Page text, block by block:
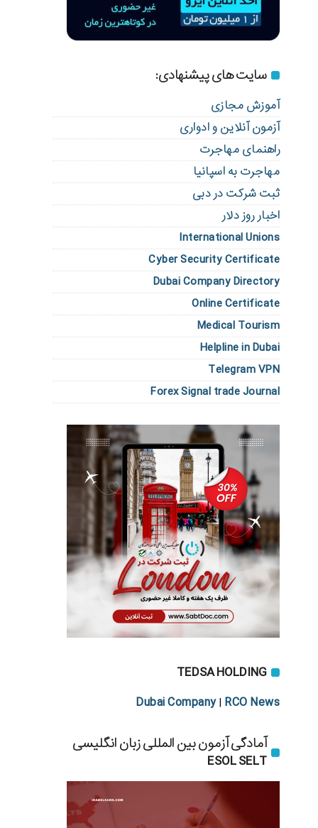
سایت های پیشنهادی:
آموزش مجازی
آزمون آنلاین و ادواری
راهنمای مهاجرت
مهاجرت به اسپانیا
ثبت شرکت در دبی
اخبار روز دلار
International Unions
Cyber Security Certificate
Dubai Company Directory
Online Certificate
Medical Tourism
Helpline in Dubai
Telegram VPN
Forex Signal trade Journal
TEDSA HOLDING
Dubai Company| RCO News
آمادگی آزمون بین المللی زبان انگلیسی
ESOL SELT